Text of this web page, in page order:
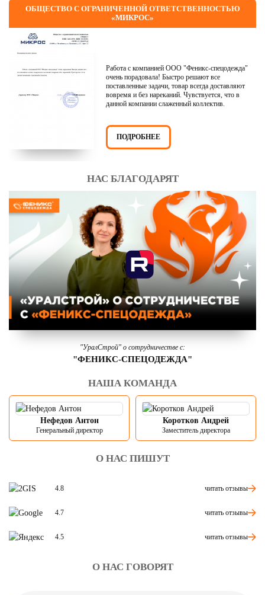
ОБЩЕСТВО С ОГРАНИЧЕННОЙ ОТВЕТСТВЕННОСТЬЮ
«МИКРОС»
Работа с компанией ООО "Феникс-спецодежда"
очень порадовала! Быстро решают все
поставленные задачи, товар всегда доставляют
вовремя и без нареканий. Чувствуется, что в
данной компании слаженный коллектив.
ПОДРОБНЕЕ
НАС БЛАГОДАРЯТ
"УралСтрой" о сотрудничестве с:
"ФЕНИКС-СПЕЦОДЕЖДА"
НАША КОМАНДА
Нефедов Антон
Генеральный директор
Коротков Андрей
Заместитель директора
О НАС ПИШУТ
4.8 читать отзывы
4.7 читать отзывы
4.5 читать отзывы
О НАС ГОВОРЯТ